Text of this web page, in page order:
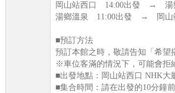
岡山站西口 14:00出發 → 湯
湯鄉溫泉 11:00出發 → 岡山
■預訂方法
預訂本館之時，敬請告知「希望
※車位客滿的情況下，可能會拒
■出發地點：岡山站西口 NHK
■集合時間：請在出發的10分鐘前